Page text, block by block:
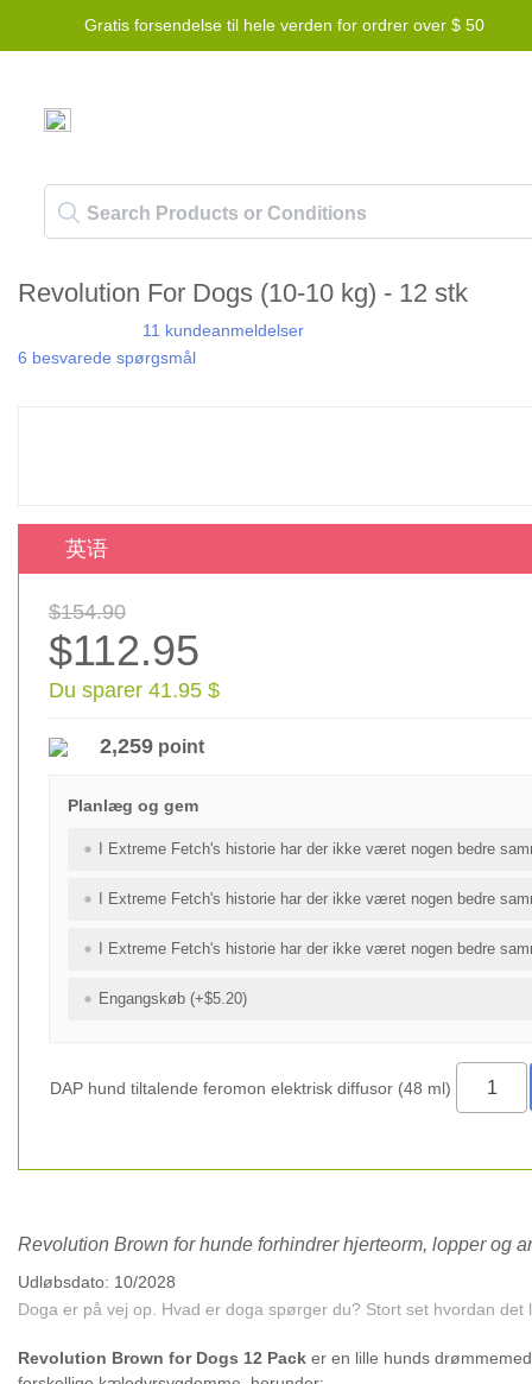
Gratis forsendelse til hele verden for ordrer over $ 50
Revolution For Dogs (10-10 kg) - 12 stk
11 kundeanmeldelser
6 besvarede spørgsmål
英语
$154.90
$112.95
Du sparer 41.95 $
2,259 point
Planlæg og gem
I Extreme Fetch's historie har der ikke været nogen bedre
I Extreme Fetch's historie har der ikke været nogen bedre
I Extreme Fetch's historie har der ikke været nogen bedre
Engangskøb (+$5.20)
DAP hund tiltalende feromon elektrisk diffusor (48 ml)
Revolution Brown for hunde forhindrer hjerteorm, lopper og
Udløbsdato: 10/2028
Doga er på vej op. Hvad er doga spørger du? Stort set hvordan
Revolution Brown for Dogs 12 Pack er en lille hunds